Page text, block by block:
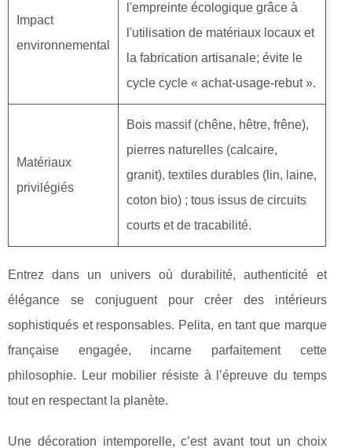
Impact
environnemental
l'empreinte écologique grâce à
l'utilisation de matériaux locaux et
la fabrication artisanale; évite le
cycle cycle « achat-usage-rebut ».
Matériaux
privilégiés
Bois massif (chêne, hêtre, frêne),
pierres naturelles (calcaire,
granit), textiles durables (lin, laine,
coton bio) ; tous issus de circuits
courts et de tracabilité.
Entrez dans un univers où durabilité, authenticité et
élégance se conjuguent pour créer des intérieurs
sophistiqués et responsables. Pelita, en tant que marque
française engagée, incarne parfaitement cette
philosophie. Leur mobilier résiste à l’épreuve du temps
tout en respectant la planète.
Une décoration intemporelle, c’est avant tout un choix